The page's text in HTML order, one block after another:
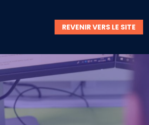
REVENIR VERS LE SITE